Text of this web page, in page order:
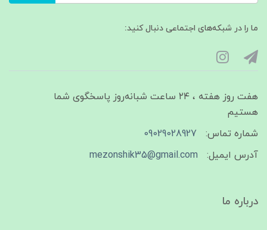
ما را در شبکه‌های اجتماعی دنبال کنید:
هفت روز هفته ، ۲۴ ساعت شبانه‌روز پاسخگوی شما
هستیم
شماره تماس:
09029028927
آدرس ایمیل:
mezonshik35@gmail.com
درباره ما